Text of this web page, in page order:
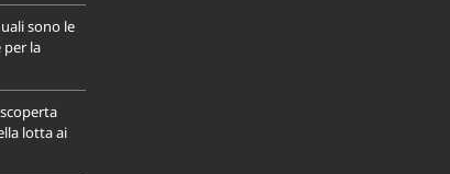
sono le
per la
lotta ai